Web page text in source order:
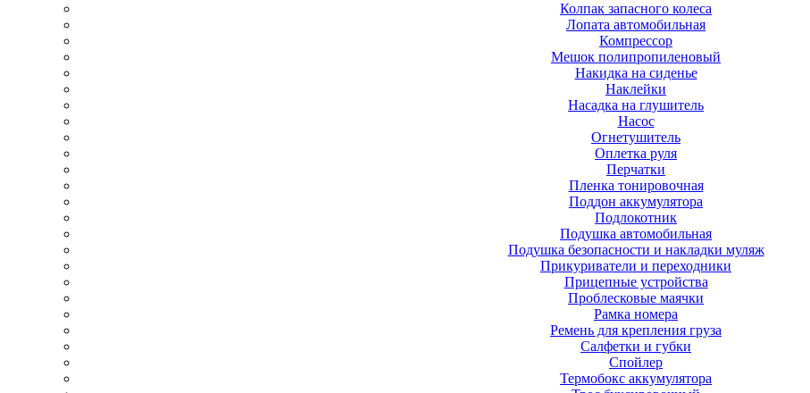
Колпак запасного колеса
Лопата автомобильная
Компрессор
Мешок полипропиленовый
Накидка на сиденье
Наклейки
Насадка на глушитель
Насос
Огнетушитель
Оплетка руля
Перчатки
Пленка тонировочная
Поддон аккумулятора
Подлокотник
Подушка автомобильная
Подушка безопасности и накладки муляж
Прикуриватели и переходники
Прицепные устройства
Проблесковые маячки
Рамка номера
Ремень для крепления груза
Салфетки и губки
Спойлер
Термобокс аккумулятора